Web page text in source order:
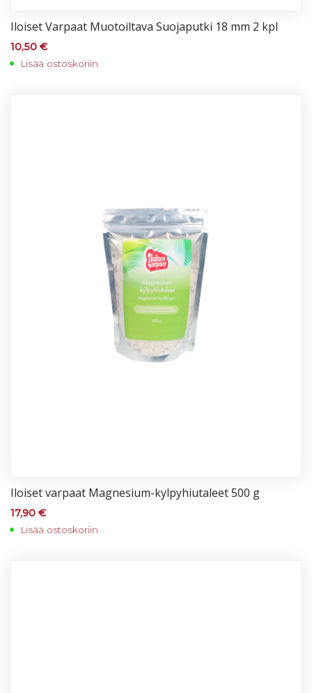
Iloi­set Var­paat Muo­toil­ta­va Suo­ja­put­ki 18 mm 2 kpl
10,50 €
Lisää ostoskoriin
Iloi­set var­paat Mag­ne­sium-kyl­py­hiu­ta­leet 500 g
17,90 €
Lisää ostoskoriin